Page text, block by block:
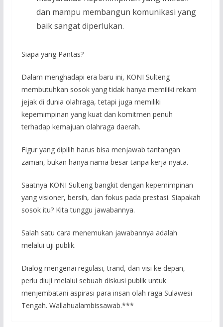
dan mampu membangun komunikasi yang
baik sangat diperlukan.
Siapa yang Pantas?
Dalam menghadapi era baru ini, KONI Sulteng
membutuhkan sosok yang tidak hanya memiliki rekam
jejak di dunia olahraga, tetapi juga memiliki
kepemimpinan yang kuat dan komitmen penuh
terhadap kemajuan olahraga daerah.
Figur yang dipilih harus bisa menjawab tantangan
zaman, bukan hanya nama besar tanpa kerja nyata.
Saatnya KONI Sulteng bangkit dengan kepemimpinan
yang visioner, bersih, dan fokus pada prestasi. Siapakah
sosok itu? Kita tunggu jawabannya.
Salah satu cara menemukan jawabannya adalah
melalui uji publik.
Dialog mengenai regulasi, trand, dan visi ke depan,
perlu diuji melalui sebuah diskusi publik untuk
menjembatani aspirasi para insan olah raga Sulawesi
Tengah. Wallahualambissawab.***